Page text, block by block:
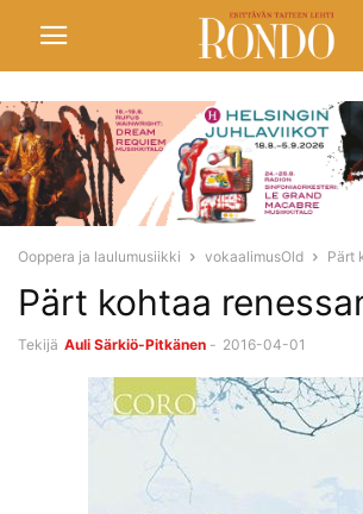
Ooppera ja laulumusiikki vokaalimusOld Pärt
Pärt kohtaa
Tekijä Auli Särkiö-Pitkänen - 2016-04-01